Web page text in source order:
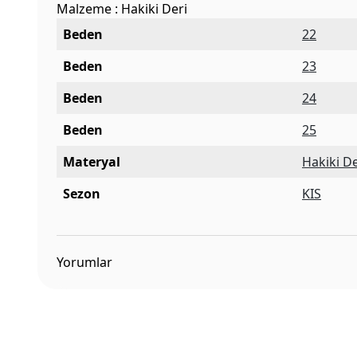
Malzeme : Hakiki Deri
Beden
22
Beden
23
Beden
24
Beden
25
Materyal
Hakiki
Sezon
KIS
Yorumlar